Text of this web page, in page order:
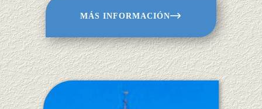
MÁS INFORMACIÓN